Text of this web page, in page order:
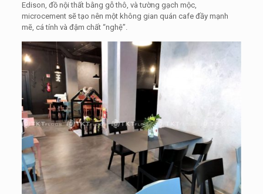
Edison, đồ nội thất bằng gỗ thô, và tường gạch mộc,
microcement sẽ tạo nên một không gian quán cafe đầy mạnh
mẽ, cá tính và đậm chất “nghệ”.